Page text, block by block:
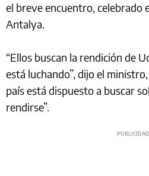
el breve encuentro, celebrado
Antalya.
“Ellos buscan la rendición de
está luchando”, dijo el
país está dispuesto a buscar
rendirse”.